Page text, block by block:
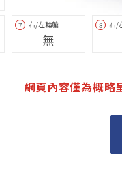
7 右/左輪艙
無
8 右/
網頁內容僅為概略